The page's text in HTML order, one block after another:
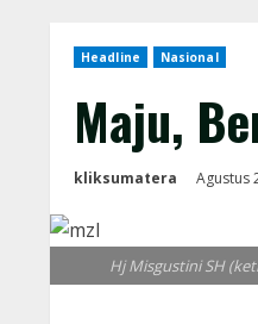
Headline Nasional
Maju,
kliksumatera Agustus
Hj Misgustini SH